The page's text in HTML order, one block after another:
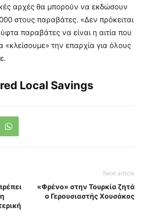
αρχές θα μπορούν να εκδώσουν
στους παραβάτες. «Δεν πρόκειται
παραβάτες να είναι η αιτία που
την επαρχία για όλους
Local Savings
Next article
«Φρένο» στην Τουρκία ζητά
ο Γερουσιαστής Χουσάκος